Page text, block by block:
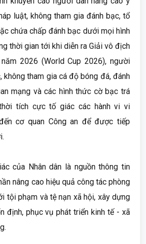
luật, không tham gia đánh bạc, tổ
chứa chấp đánh bạc dưới mọi hình
thời gian tới khi diễn ra Giải vô địch
2026 (World Cup 2026), người
không tham gia cá độ bóng đá, đánh
mạng và các hình thức cờ bạc trá
tích cực tố giác các hành vi vi
cơ quan Công an để được tiếp
của Nhân dân là nguồn thông tin
nâng cao hiệu quả công tác phòng
tội phạm và tệ nạn xã hội, xây dựng
định, phục vụ phát triển kinh tế - xã